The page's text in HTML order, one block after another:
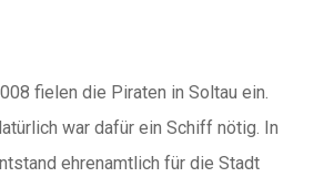
fielen die Piraten in Soltau ein.
war dafür ein Schiff nötig. In
ehrenamtlich für die Stadt